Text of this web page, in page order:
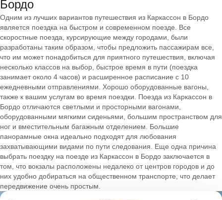
Бордо
Одним из лучших вариантов путешествия из Каркассон в Бордо
является поездка на быстром и современном поезде. Все
скоростные поезда, курсирующие между городами, были
разработаны таким образом, чтобы предложить пассажирам все,
что им может понадобиться для приятного путешествия, включая
несколько классов на выбор, быстрое время в пути (поездка
занимает около 4 часов) и расширенное расписание с 10
ежедневными отправлениями. Хорошо оборудованные вагоны,
также к вашим услугам во время поездки. Поезда из Каркассон в
Бордо отличаются светлыми и просторными вагонами,
оборудованными мягкими сиденьями, большим пространством для
ног и вместительным багажным отделением. Большие
панорамные окна идеально подходят для любования
захватывающими видами по пути следования. Еще одна причина
выбрать поездку на поезде из Каркассон в Бордо заключается в
том, что вокзалы расположены недалеко от центров городов и до
них удобно добираться на общественном транспорте, что делает
передвижение очень простым.